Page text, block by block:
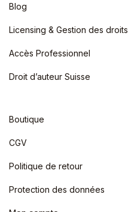
Blog
Licensing & Gestion des droits
Accès Professionnel
Droit d’auteur Suisse
Boutique
CGV
Politique de retour
Protection des données